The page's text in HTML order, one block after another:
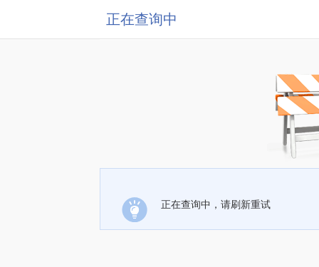
正在查询中
正在查询中，请刷新重试